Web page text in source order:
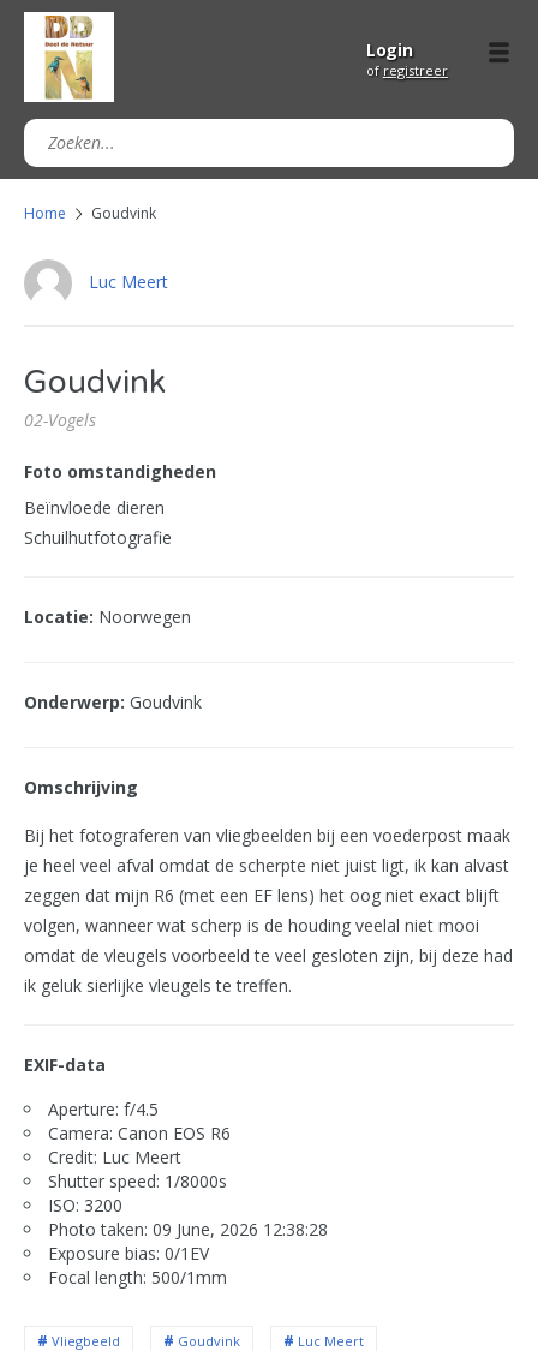
Login
of registreer
Home Goudvink
Luc Meert
Goudvink
02-Vogels
Foto omstandigheden
Beïnvloede dieren
Schuilhutfotografie
Locatie: Noorwegen
Onderwerp: Goudvink
Omschrijving
Bij het fotograferen van vliegbeelden bij een voederpost maak
je heel veel afval omdat de scherpte niet juist ligt, ik kan alvast
zeggen dat mijn R6 (met een EF lens) het oog niet exact blijft
volgen, wanneer wat scherp is de houding veelal niet mooi
omdat de vleugels voorbeeld te veel gesloten zijn, bij deze had
ik geluk sierlijke vleugels te treffen.
EXIF-data
Aperture: f/4.5
Camera: Canon EOS R6
Credit: Luc Meert
Shutter speed: 1/8000s
ISO: 3200
Photo taken: 09 June, 2026 12:38:28
Exposure bias: 0/1EV
Focal length: 500/1mm
Vliegbeeld Goudvink Luc Meert